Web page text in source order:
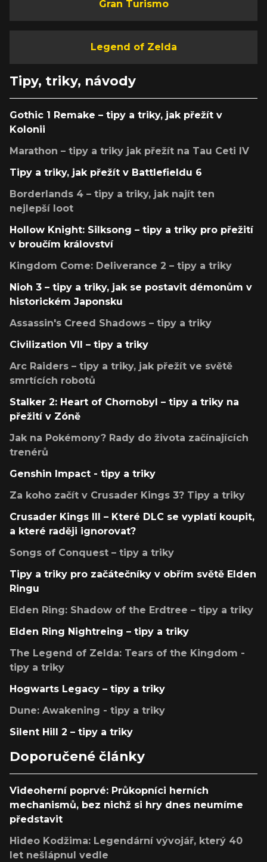
Gran Turismo
Legend of Zelda
Tipy, triky, návody
Gothic 1 Remake – tipy a triky, jak přežít v
Kolonii
Marathon – tipy a triky jak přežít na Tau Ceti IV
Tipy a triky, jak přežít v Battlefieldu 6
Borderlands 4 – tipy a triky, jak najít ten
nejlepší loot
Hollow Knight: Silksong – tipy a triky pro přežití
v broučím království
Kingdom Come: Deliverance 2 – tipy a triky
Nioh 3 – tipy a triky, jak se postavit démonům v
historickém Japonsku
Assassin's Creed Shadows – tipy a triky
Civilization VII – tipy a triky
Arc Raiders – tipy a triky, jak přežít ve světě
smrtících robotů
Stalker 2: Heart of Chornobyl – tipy a triky na
přežití v Zóně
Jak na Pokémony? Rady do života začínajících
trenérů
Genshin Impact - tipy a triky
Za koho začít v Crusader Kings 3? Tipy a triky
Crusader Kings III – Které DLC se vyplatí koupit,
a které raději ignorovat?
Songs of Conquest – tipy a triky
Tipy a triky pro začátečníky v obřím světě Elden
Ringu
Elden Ring: Shadow of the Erdtree – tipy a triky
Elden Ring Nightreing – tipy a triky
The Legend of Zelda: Tears of the Kingdom -
tipy a triky
Hogwarts Legacy – tipy a triky
Dune: Awakening - tipy a triky
Silent Hill 2 – tipy a triky
Doporučené články
Videoherní poprvé: Průkopníci herních
mechanismů, bez nichž si hry dnes neumíme
představit
Hideo Kodžima: Legendární vývojář, který 40
let nešlápnul vedle